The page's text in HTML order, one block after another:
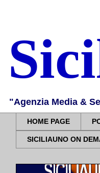
"Agenzia Media &
HOME PAGE
SICILIAUNO ON